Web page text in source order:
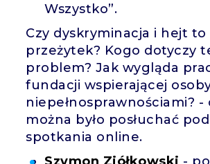
Wszystko”.
Czy dyskryminacja i hejt to
przeżytek? Kogo dotyczy
problem? Jak wygląda
fundacji wspierającej
niepełnosprawnościami? -
można było posłuchać
spotkania online.
Szymon Ziółkowski -